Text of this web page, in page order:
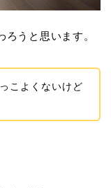
うと思います。
こよくないけど